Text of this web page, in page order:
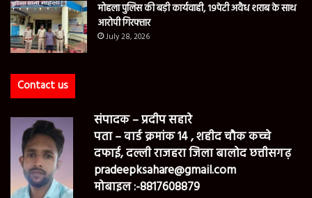
मोहला पुलिस की बड़ी कार्यवाही, 19पेटी अवैध शराब के साथ
आरोपी गिरफ्तार
July 28, 2026
Contact us
संपादक – प्रदीप सहारे
पता – वार्ड क्रमांक 14 , शहीद चौक कच्चे
दफाई, दल्ली राजहरा जिला बालोद छत्तीसगढ़
pradeepksahare@gmail.com
मोबाइल :-8817608879